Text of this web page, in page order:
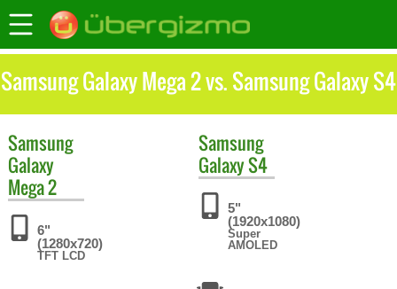
Samsung Galaxy Mega 2 vs. Samsung Galaxy S4
Samsung
Galaxy
Mega 2
6"
(1280x720)
TFT LCD
Samsung
Galaxy S4
5"
(1920x1080)
Super
AMOLED